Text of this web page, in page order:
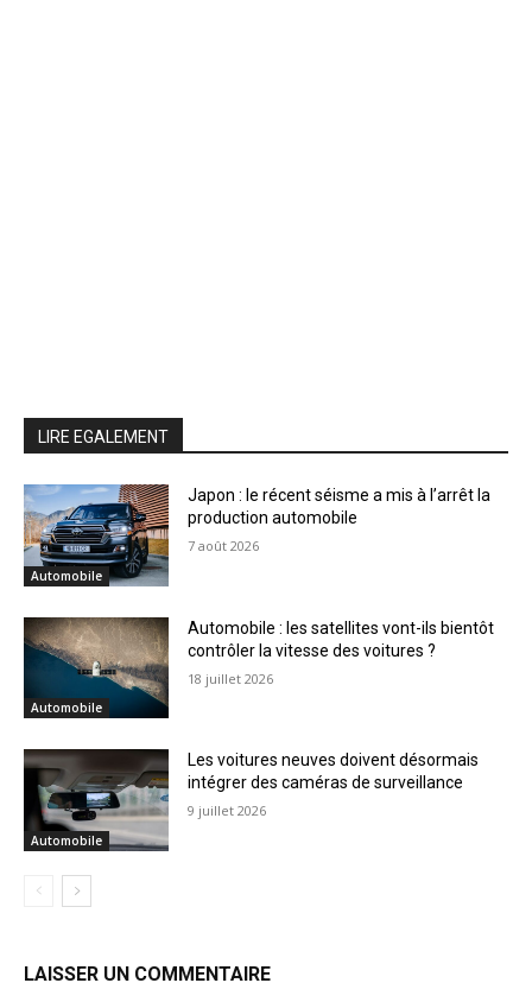
LIRE EGALEMENT
Automobile
Japon : le récent séisme a mis à l’arrêt la
production automobile
7 août 2026
Automobile
Automobile : les satellites vont-ils bientôt
contrôler la vitesse des voitures ?
18 juillet 2026
Automobile
Les voitures neuves doivent désormais
intégrer des caméras de surveillance
9 juillet 2026
LAISSER UN COMMENTAIRE